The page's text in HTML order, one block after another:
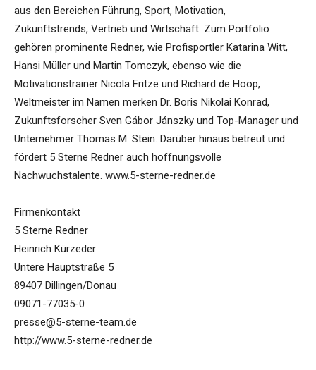
aus den Bereichen Führung, Sport, Motivation,
Zukunftstrends, Vertrieb und Wirtschaft. Zum Portfolio
gehören prominente Redner, wie Profisportler Katarina Witt,
Hansi Müller und Martin Tomczyk, ebenso wie die
Motivationstrainer Nicola Fritze und Richard de Hoop,
Weltmeister im Namen merken Dr. Boris Nikolai Konrad,
Zukunftsforscher Sven Gábor Jánszky und Top-Manager und
Unternehmer Thomas M. Stein. Darüber hinaus betreut und
fördert 5 Sterne Redner auch hoffnungsvolle
Nachwuchstalente. www.5-sterne-redner.de
Firmenkontakt
5 Sterne Redner
Heinrich Kürzeder
Untere Hauptstraße 5
89407 Dillingen/Donau
09071-77035-0
presse@5-sterne-team.de
http://www.5-sterne-redner.de